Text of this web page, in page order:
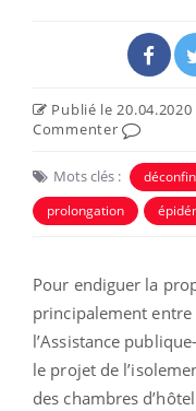
Publié le 20.04.2020
Commenter
Mots clés :
prolongation
Pour endiguer la
principalement
l’Assistance
le projet de
des chambres